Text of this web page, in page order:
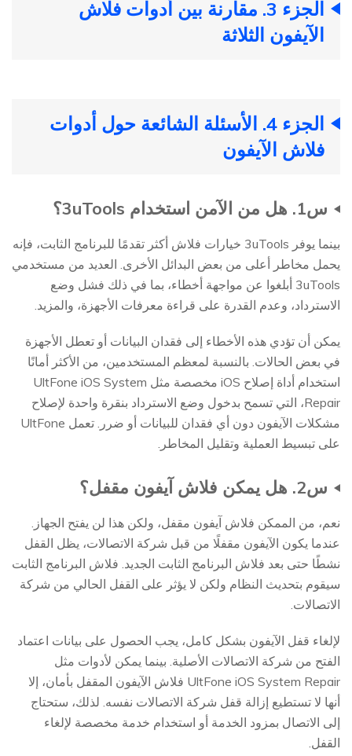
الجزء 3. مقارنة بين أدوات فلاش
الآيفون الثلاثة
الجزء 4. الأسئلة الشائعة حول أدوات
فلاش الآيفون
س1. هل من الآمن استخدام 3uTools؟
بينما يوفر 3uTools خيارات فلاش أكثر تقدمًا للبرنامج الثابت، فإنه
يحمل مخاطر أعلى من بعض البدائل الأخرى. العديد من مستخدمي
3uTools أبلغوا عن مواجهة أخطاء، بما في ذلك فشل وضع
الاسترداد، وعدم القدرة على قراءة معرفات الأجهزة، والمزيد.
يمكن أن تؤدي هذه الأخطاء إلى فقدان البيانات أو تعطل الأجهزة
في بعض الحالات. بالنسبة لمعظم المستخدمين، من الأكثر أمانًا
استخدام أداة إصلاح iOS مخصصة مثل UltFone iOS System
Repair، التي تسمح بدخول وضع الاسترداد بنقرة واحدة لإصلاح
مشكلات الآيفون دون أي فقدان للبيانات أو ضرر. تعمل UltFone
على تبسيط العملية وتقليل المخاطر.
س2. هل يمكن فلاش آيفون مقفل؟
نعم، من الممكن فلاش آيفون مقفل، ولكن هذا لن يفتح الجهاز.
عندما يكون الآيفون مقفلًا من قبل شركة الاتصالات، يظل القفل
نشطًا حتى بعد فلاش البرنامج الثابت الجديد. فلاش البرنامج الثابت
سيقوم بتحديث النظام ولكن لا يؤثر على القفل الحالي من شركة
الاتصالات.
لإلغاء قفل الآيفون بشكل كامل، يجب الحصول على بيانات اعتماد
الفتح من شركة الاتصالات الأصلية. بينما يمكن لأدوات مثل
UltFone iOS System Repair فلاش الآيفون المقفل بأمان، إلا
أنها لا تستطيع إزالة قفل شركة الاتصالات نفسه. لذلك، ستحتاج
إلى الاتصال بمزود الخدمة أو استخدام خدمة مخصصة لإلغاء
القفل.